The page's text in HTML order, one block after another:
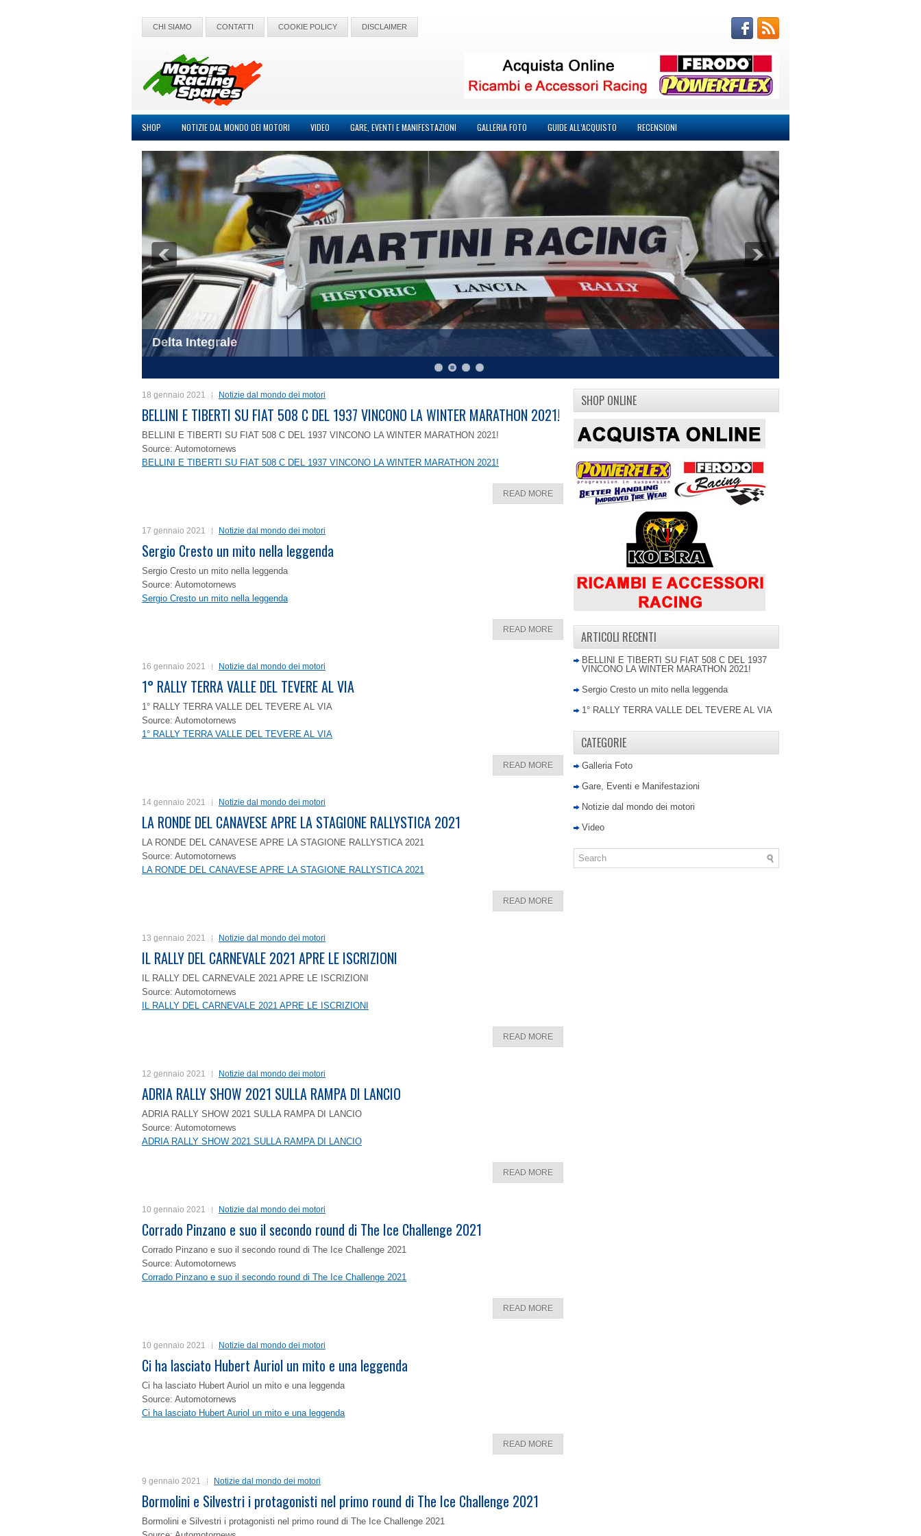
CHI SIAMO CONTATTI COOKIE POLICY DISCLAIMER
SHOP NOTIZIE DAL MONDO DEI MOTORI VIDEO GARE, EVENTI E MANIFESTAZIONI GALLERIA FOTO GUIDE ALL’ACQUISTO RECENSIONI
Delta Integrale
Trofeo Nuvolari
18 gennaio 2021 Notizie dal mondo dei motori
BELLINI E TIBERTI SU FIAT 508 C DEL 1937 VINCONO LA WINTER MARATHON 2021!
BELLINI E TIBERTI SU FIAT 508 C DEL 1937 VINCONO LA WINTER MARATHON 2021!
Source: Automotornews
BELLINI E TIBERTI SU FIAT 508 C DEL 1937 VINCONO LA WINTER MARATHON 2021!
READ MORE
17 gennaio 2021 Notizie dal mondo dei motori
Sergio Cresto un mito nella leggenda
Sergio Cresto un mito nella leggenda
Source: Automotornews
Sergio Cresto un mito nella leggenda
READ MORE
16 gennaio 2021 Notizie dal mondo dei motori
1° RALLY TERRA VALLE DEL TEVERE AL VIA
1° RALLY TERRA VALLE DEL TEVERE AL VIA
Source: Automotornews
1° RALLY TERRA VALLE DEL TEVERE AL VIA
READ MORE
14 gennaio 2021 Notizie dal mondo dei motori
LA RONDE DEL CANAVESE APRE LA STAGIONE RALLYSTICA 2021
LA RONDE DEL CANAVESE APRE LA STAGIONE RALLYSTICA 2021
Source: Automotornews
LA RONDE DEL CANAVESE APRE LA STAGIONE RALLYSTICA 2021
READ MORE
13 gennaio 2021 Notizie dal mondo dei motori
IL RALLY DEL CARNEVALE 2021 APRE LE ISCRIZIONI
IL RALLY DEL CARNEVALE 2021 APRE LE ISCRIZIONI
Source: Automotornews
IL RALLY DEL CARNEVALE 2021 APRE LE ISCRIZIONI
READ MORE
12 gennaio 2021 Notizie dal mondo dei motori
ADRIA RALLY SHOW 2021 SULLA RAMPA DI LANCIO
ADRIA RALLY SHOW 2021 SULLA RAMPA DI LANCIO
Source: Automotornews
ADRIA RALLY SHOW 2021 SULLA RAMPA DI LANCIO
READ MORE
10 gennaio 2021 Notizie dal mondo dei motori
Corrado Pinzano e suo il secondo round di The Ice Challenge 2021
Corrado Pinzano e suo il secondo round di The Ice Challenge 2021
Source: Automotornews
Corrado Pinzano e suo il secondo round di The Ice Challenge 2021
READ MORE
10 gennaio 2021 Notizie dal mondo dei motori
Ci ha lasciato Hubert Auriol un mito e una leggenda
Ci ha lasciato Hubert Auriol un mito e una leggenda
Source: Automotornews
Ci ha lasciato Hubert Auriol un mito e una leggenda
READ MORE
9 gennaio 2021 Notizie dal mondo dei motori
Bormolini e Silvestri i protagonisti nel primo round di The Ice Challenge 2021
Bormolini e Silvestri i protagonisti nel primo round di The Ice Challenge 2021
SHOP ONLINE
ARTICOLI RECENTI
BELLINI E TIBERTI SU FIAT 508 C DEL 1937
VINCONO LA WINTER MARATHON 2021!
Sergio Cresto un mito nella leggenda
1° RALLY TERRA VALLE DEL TEVERE AL VIA
CATEGORIE
Galleria Foto
Gare, Eventi e Manifestazioni
Notizie dal mondo dei motori
Video